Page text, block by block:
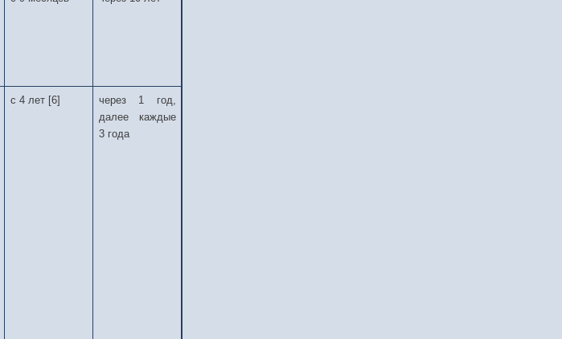
с 4 лет [6]
через 1 год,
далее каждые
3 года